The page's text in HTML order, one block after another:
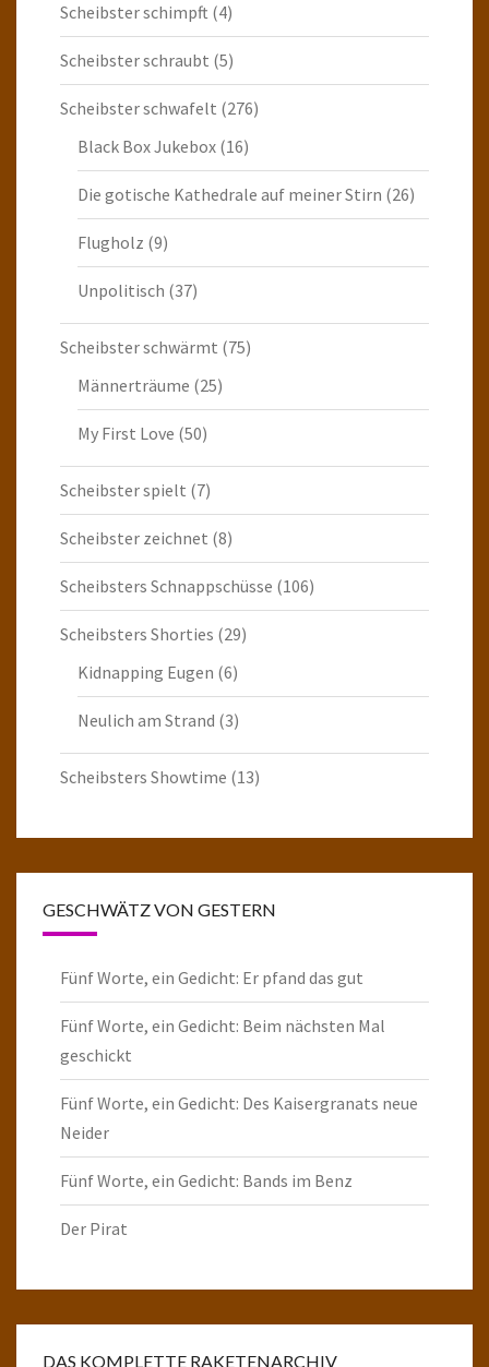
Scheibster schimpft (4)
Scheibster schraubt (5)
Scheibster schwafelt (276)
Black Box Jukebox (16)
Die gotische Kathedrale auf meiner Stirn (26)
Flugholz (9)
Unpolitisch (37)
Scheibster schwärmt (75)
Männerträume (25)
My First Love (50)
Scheibster spielt (7)
Scheibster zeichnet (8)
Scheibsters Schnappschüsse (106)
Scheibsters Shorties (29)
Kidnapping Eugen (6)
Neulich am Strand (3)
Scheibsters Showtime (13)
GESCHWÄTZ VON GESTERN
Fünf Worte, ein Gedicht: Er pfand das gut
Fünf Worte, ein Gedicht: Beim nächsten Mal
geschickt
Fünf Worte, ein Gedicht: Des Kaisergranats neue
Neider
Fünf Worte, ein Gedicht: Bands im Benz
Der Pirat
DAS KOMPLETTE RAKETENARCHIV